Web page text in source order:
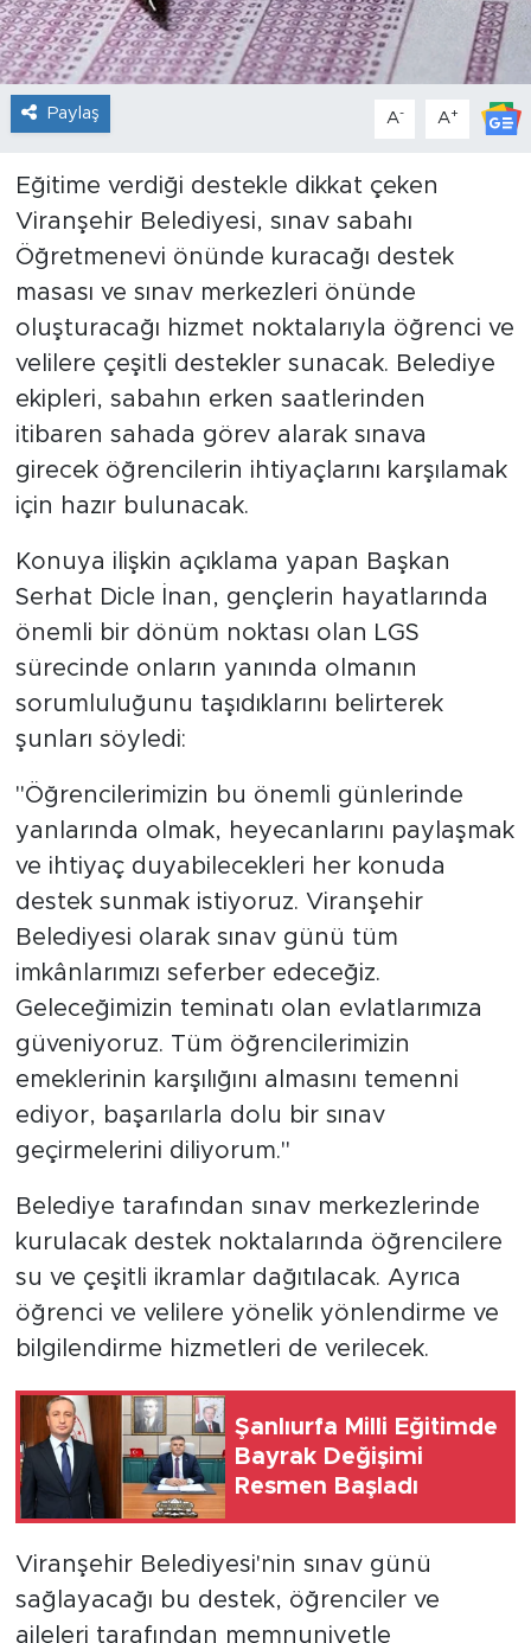
Paylaş A- A+
Eğitime verdiği destekle dikkat çeken
Viranşehir Belediyesi, sınav sabahı
Öğretmenevi önünde kuracağı destek
masası ve sınav merkezleri önünde
oluşturacağı hizmet noktalarıyla öğrenci ve
velilere çeşitli destekler sunacak. Belediye
ekipleri, sabahın erken saatlerinden
itibaren sahada görev alarak sınava
girecek öğrencilerin ihtiyaçlarını karşılamak
için hazır bulunacak.
Konuya ilişkin açıklama yapan Başkan
Serhat Dicle İnan, gençlerin hayatlarında
önemli bir dönüm noktası olan LGS
sürecinde onların yanında olmanın
sorumluluğunu taşıdıklarını belirterek
şunları söyledi:
"Öğrencilerimizin bu önemli günlerinde
yanlarında olmak, heyecanlarını paylaşmak
ve ihtiyaç duyabilecekleri her konuda
destek sunmak istiyoruz. Viranşehir
Belediyesi olarak sınav günü tüm
imkânlarımızı seferber edeceğiz.
Geleceğimizin teminatı olan evlatlarımıza
güveniyoruz. Tüm öğrencilerimizin
emeklerinin karşılığını almasını temenni
ediyor, başarılarla dolu bir sınav
geçirmelerini diliyorum."
Belediye tarafından sınav merkezlerinde
kurulacak destek noktalarında öğrencilere
su ve çeşitli ikramlar dağıtılacak. Ayrıca
öğrenci ve velilere yönelik yönlendirme ve
bilgilendirme hizmetleri de verilecek.
Şanlıurfa Milli Eğitimde
Bayrak Değişimi
Resmen Başladı
Viranşehir Belediyesi'nin sınav günü
sağlayacağı bu destek, öğrenciler ve
aileleri tarafından memnuniyetle